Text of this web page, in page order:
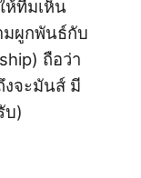
ห้ทีมเห็น
มผูกพันธ์กับ
ถือว่า
จะมันส์ มี
บ)